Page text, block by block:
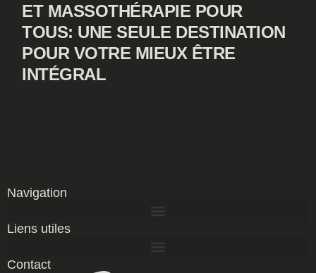
ET MASSOTHÉRAPIE POUR
TOUS: UNE SEULE DESTINATION
POUR VOTRE MIEUX ÊTRE
INTÉGRAL
Navigation
Liens utiles
Contact